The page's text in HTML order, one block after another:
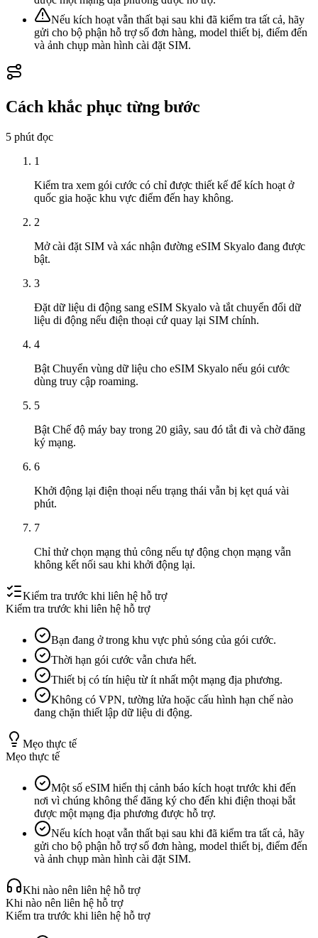
Nếu kích hoạt vẫn thất bại sau khi đã kiểm tra tất cả, hãy
gửi cho bộ phận hỗ trợ số đơn hàng, model thiết bị, điểm đến
và ảnh chụp màn hình cài đặt SIM.
Cách khắc phục từng bước
5 phút đọc
1
Kiểm tra xem gói cước có chỉ được thiết kế để kích hoạt ở
quốc gia hoặc khu vực điểm đến hay không.
2
Mở cài đặt SIM và xác nhận đường eSIM Skyalo đang được
bật.
3
Đặt dữ liệu di động sang eSIM Skyalo và tắt chuyển đổi dữ
liệu di động nếu điện thoại cứ quay lại SIM chính.
4
Bật Chuyển vùng dữ liệu cho eSIM Skyalo nếu gói cước
dùng truy cập roaming.
5
Bật Chế độ máy bay trong 20 giây, sau đó tắt đi và chờ đăng
ký mạng.
6
Khởi động lại điện thoại nếu trạng thái vẫn bị kẹt quá vài
phút.
7
Chỉ thử chọn mạng thủ công nếu tự động chọn mạng vẫn
không kết nối sau khi khởi động lại.
Kiểm tra trước khi liên hệ hỗ trợ
Kiểm tra trước khi liên hệ hỗ trợ
Bạn đang ở trong khu vực phủ sóng của gói cước.
Thời hạn gói cước vẫn chưa hết.
Thiết bị có tín hiệu từ ít nhất một mạng địa phương.
Không có VPN, tường lửa hoặc cấu hình hạn chế nào
đang chặn thiết lập dữ liệu di động.
Mẹo thực tế
Mẹo thực tế
Một số eSIM hiển thị cảnh báo kích hoạt trước khi đến
nơi vì chúng không thể đăng ký cho đến khi điện thoại bắt
được một mạng địa phương được hỗ trợ.
Nếu kích hoạt vẫn thất bại sau khi đã kiểm tra tất cả, hãy
gửi cho bộ phận hỗ trợ số đơn hàng, model thiết bị, điểm đến
và ảnh chụp màn hình cài đặt SIM.
Khi nào nên liên hệ hỗ trợ
Khi nào nên liên hệ hỗ trợ
Kiểm tra trước khi liên hệ hỗ trợ